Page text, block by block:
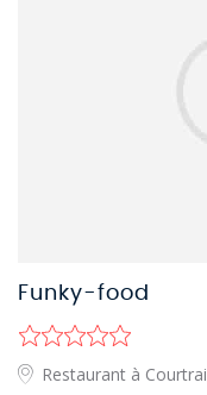
Funky-food
Restaurant à Courtrai